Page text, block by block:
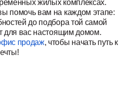
жилых комплексах.
помочь вам на каждом этапе:
до подбора той самой
для вас настоящим домом.
продаж, чтобы начать путь к